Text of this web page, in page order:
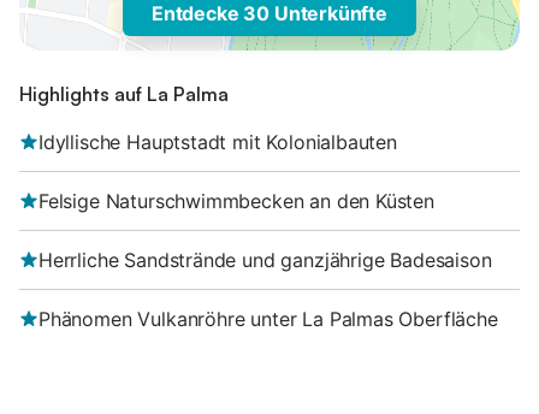
Entdecke 30 Unterkünfte
Highlights auf La Palma
Idyllische Hauptstadt mit Kolonialbauten
Felsige Naturschwimmbecken an den Küsten
Herrliche Sandstrände und ganzjährige Badesaison
Phänomen Vulkanröhre unter La Palmas Oberfläche